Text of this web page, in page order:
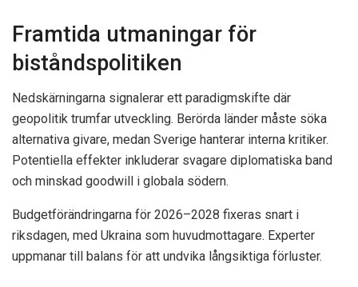
Framtida utmaningar för
biståndspolitiken
Nedskärningarna signalerar ett paradigmskifte där
geopolitik trumfar utveckling. Berörda länder måste söka
alternativa givare, medan Sverige hanterar interna kritiker.
Potentiella effekter inkluderar svagare diplomatiska band
och minskad goodwill i globala södern.
Budgetförändringarna för 2026–2028 fixeras snart i
riksdagen, med Ukraina som huvudmottagare. Experter
uppmanar till balans för att undvika långsiktiga förluster.